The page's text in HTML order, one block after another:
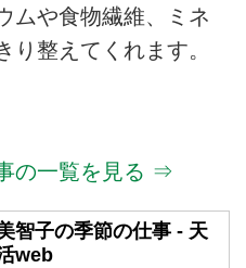
ムや食物繊維、ミネ
り整えてくれます。
の一覧を見る ⇒
智子の季節の仕事 - 天
web